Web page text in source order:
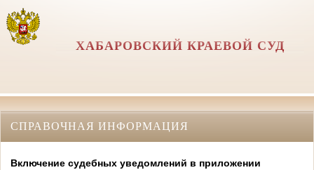
ХАБАРОВСКИЙ КРАЕВОЙ СУД
СПРАВОЧНАЯ ИНФОРМАЦИЯ
Включение судебных уведомлений в приложении